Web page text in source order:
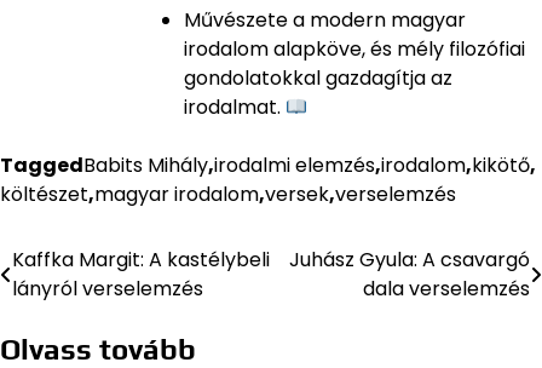
Művészete a modern magyar
irodalom alapköve, és mély filozófiai
gondolatokkal gazdagítja az
irodalmat.
TaggedBabits Mihály,irodalmi elemzés,irodalom,kikötő,
költészet,magyar irodalom,versek,verselemzés
Bejegyzés
navigáció
Kaffka Margit: A kastélybeli
lányról verselemzés
Juhász Gyula: A csavargó
dala verselemzés
Olvass tovább